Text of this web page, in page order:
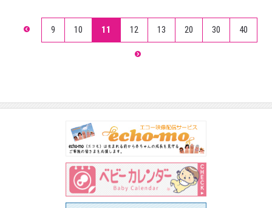
9 10 11 12 13 20 30 40